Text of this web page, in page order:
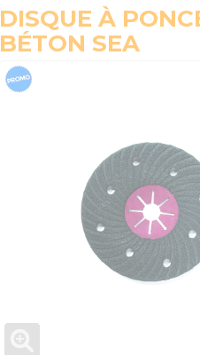
DISQUE À
BÉTON SEA